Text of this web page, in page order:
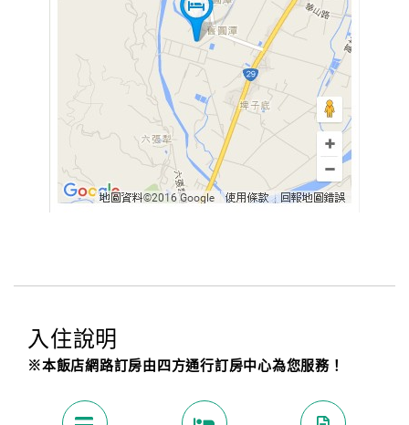
入住說明
※本飯店網路訂房由四方通行訂房中心為您服務！